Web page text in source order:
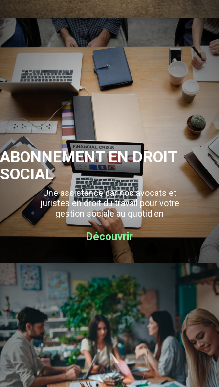
ABONNEMENT EN DROIT
SOCIAL
Une assistance par nos avocats et
juristes en droit du travail pour votre
gestion sociale au quotidien
Découvrir